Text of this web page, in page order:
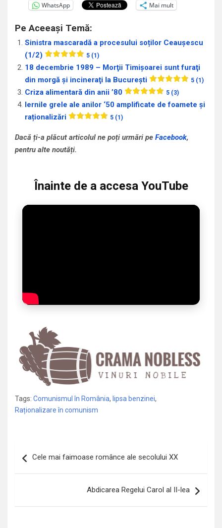
WhatsApp Mai mult
Pe Aceeași Temă:
Sinistra mascaradă a procesului soților Ceaușescu
(1/2)
5 (1)
18 decembrie 1989 – Morţii Timişoarei sunt furaţi
din morgă şi incineraţi la Bucureşti
5 (1)
Criza alimentară din anii ’80 5 (3)
Iernile grele ale anilor ‘50 amplificate de foamete și
raționalizări
5 (1)
Dacă ți-a plăcut articolul ne poți urmări pe Facebook,
pentru alte noutăți.
Înainte de a accesa YouTube
Tags: Comunismul în România, lipsa benzinei,
Raționalizare în comunism
în
Cele mai faimoase românce ale secolului XX
Abdicarea Regelui Carol al II-lea